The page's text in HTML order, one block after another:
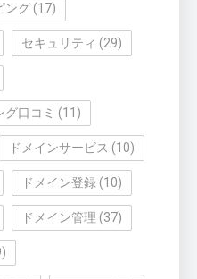
ング(17)
セキュリティ (29)
口コミ (11)
ドメインサービス (10)
ドメイン登録 (10)
ドメイン管理 (37)